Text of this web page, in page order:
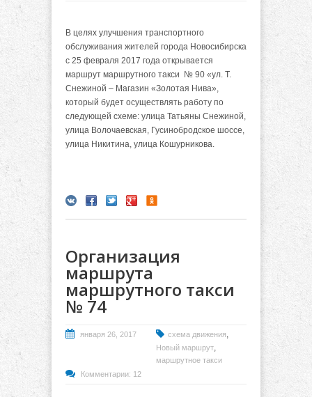
В целях улучшения транспортного
обслуживания жителей города Новосибирска
с 25 февраля 2017 года открывается
маршрут маршрутного такси № 90 «ул. Т.
Снежиной – Магазин «Золотая Нива»,
который будет осуществлять работу по
следующей схеме: улица Татьяны Снежиной,
улица Волочаевская, Гусинобродское шоссе,
улица Никитина, улица Кошурникова.
Организация
маршрута
маршрутного такси
№ 74
января 26, 2017 схема движения,
Новый маршрут,
маршрутное такси
Комментарии: 12